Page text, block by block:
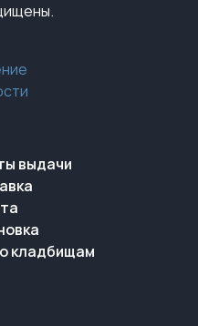
выдачи
кладбищам